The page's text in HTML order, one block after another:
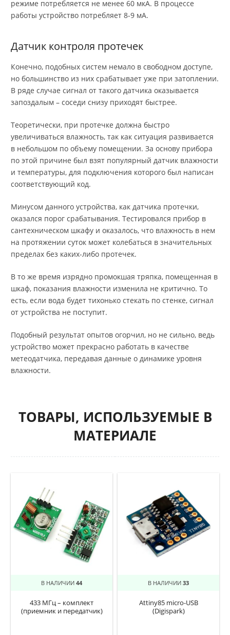
режиме потребляется не менее 60 мкА. В процессе
работы устройство потребляет 8-9 мА.
Датчик контроля протечек
Конечно, подобных систем немало в свободном доступе,
но большинство из них срабатывает уже при затоплении.
В ряде случае сигнал от такого датчика оказывается
запоздалым – соседи снизу приходят быстрее.
Теоретически, при протечке должна быстро
увеличиваться влажность, так как ситуация развивается
в небольшом по объему помещении. За основу прибора
по этой причине был взят популярный датчик влажности
и температуры, для подключения которого был написан
соответствующий код.
Минусом данного устройства, как датчика протечки,
оказался порог срабатывания. Тестировался прибор в
сантехническом шкафу и оказалось, что влажность в нем
на протяжении суток может колебаться в значительных
пределах без каких-либо протечек.
В то же время изрядно промокшая тряпка, помещенная в
шкаф, показания влажности изменила не критично. То
есть, если вода будет тихонько стекать по стенке, сигнал
от устройства не поступит.
Подобный результат опытов огорчил, но не сильно, ведь
устройство может прекрасно работать в качестве
метеодатчика, передавая данные о динамике уровня
влажности.
ТОВАРЫ, ИСПОЛЬЗУЕМЫЕ В
МАТЕРИАЛЕ
В НАЛИЧИИ 44
433 МГц – комплект
(приемник и передатчик)
В НАЛИЧИИ 33
Attiny85 micro-USB
(Digispark)